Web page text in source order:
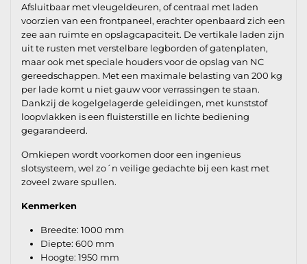
Afsluitbaar met vleugeldeuren, of centraal met laden
voorzien van een frontpaneel, erachter openbaard zich een
zee aan ruimte en opslagcapaciteit. De vertikale laden zijn
uit te rusten met verstelbare legborden of gatenplaten,
maar ook met speciale houders voor de opslag van NC
gereedschappen. Met een maximale belasting van 200 kg
per lade komt u niet gauw voor verrassingen te staan.
Dankzij de kogelgelagerde geleidingen, met kunststof
loopvlakken is een fluisterstille en lichte bediening
gegarandeerd.
Omkiepen wordt voorkomen door een ingenieus
slotsysteem, wel zo´n veilige gedachte bij een kast met
zoveel zware spullen.
Kenmerken
Breedte: 1000 mm
Diepte: 600 mm
Hoogte: 1950 mm